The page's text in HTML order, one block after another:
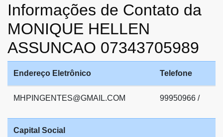
Informações de Contato da
MONIQUE HELLEN
ASSUNCAO 07343705989
Endereço Eletrônico Telefone
MHPINGENTES@GMAIL.COM 99950966 /
Capital Social